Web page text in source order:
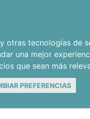
otras tecnologías de
una mejor
que sean más
PREFERENCIAS